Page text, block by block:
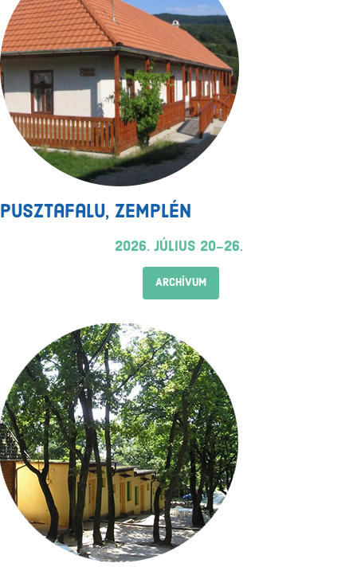
Pusztafalu, Zemplén
2026. július 20-26.
ARCHÍVUM